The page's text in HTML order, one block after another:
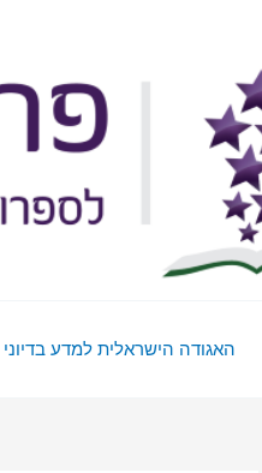
האגודה הישראלית למדע